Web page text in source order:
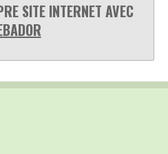
SITE INTERNET AVEC